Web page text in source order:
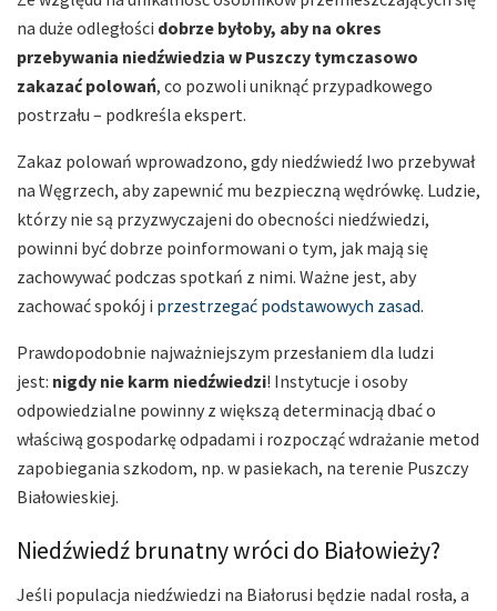
na duże odległości dobrze byłoby, aby na okres
przebywania niedźwiedzia w Puszczy tymczasowo
zakazać polowań, co pozwoli uniknąć przypadkowego
postrzału – podkreśla ekspert.
Zakaz polowań wprowadzono, gdy niedźwiedź Iwo przebywał
na Węgrzech, aby zapewnić mu bezpieczną wędrówkę. Ludzie,
którzy nie są przyzwyczajeni do obecności niedźwiedzi,
powinni być dobrze poinformowani o tym, jak mają się
zachowywać podczas spotkań z nimi. Ważne jest, aby
zachować spokój i przestrzegać podstawowych zasad.
Prawdopodobnie najważniejszym przesłaniem dla ludzi
jest: nigdy nie karm niedźwiedzi! Instytucje i osoby
odpowiedzialne powinny z większą determinacją dbać o
właściwą gospodarkę odpadami i rozpocząć wdrażanie metod
zapobiegania szkodom, np. w pasiekach, na terenie Puszczy
Białowieskiej.
Niedźwiedź brunatny wróci do Białowieży?
Jeśli populacja niedźwiedzi na Białorusi będzie nadal rosła, a